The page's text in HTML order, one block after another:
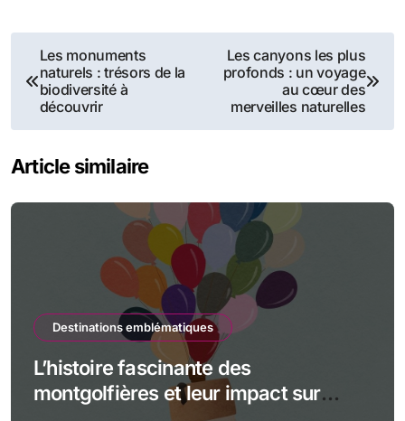
Navigation
de
l’article
Les monuments
naturels : trésors de la
biodiversité à
découvrir
Les canyons les plus
profonds : un voyage
au cœur des
merveilles naturelles
Article similaire
Destinations emblématiques
L’histoire fascinante des
montgolfières et leur impact sur